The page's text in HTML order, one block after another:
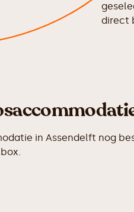
direct
in Assendelft nog